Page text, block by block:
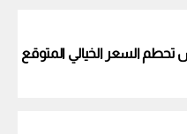
السعر الخيالي المتوقع